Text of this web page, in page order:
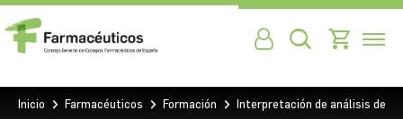
Inicio Farmacéuticos Formación Interpretación de análisis de